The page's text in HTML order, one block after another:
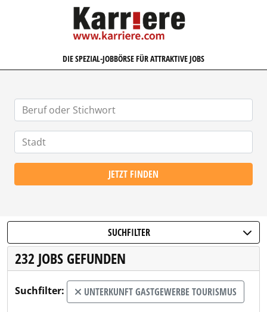
KARRIERE.COM
DIE SPEZIAL-JOBBÖRSE FÜR ATTRAKTIVE JOBS
JETZT FINDEN
SUCHFILTER
232 JOBS GEFUNDEN
Suchfilter: UNTERKUNFT GASTGEWERBE TOURISMUS